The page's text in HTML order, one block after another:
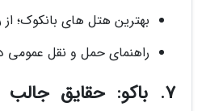
بهترین هتل های بانکوک؛ از
راهنمای حمل و نقل عمومی
7. باکو: حقایق